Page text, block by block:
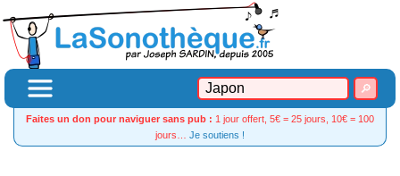
Faites un don pour naviguer sans pub : 1 jour offert, 5€ = 25 jours, 10€ = 100
jours… Je soutiens !